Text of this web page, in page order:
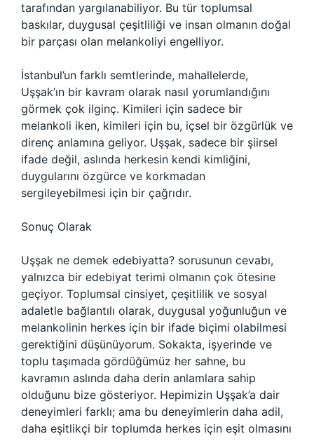
tarafından yargılanabiliyor. Bu tür toplumsal
baskılar, duygusal çeşitliliği ve insan olmanın doğal
bir parçası olan melankoliyi engelliyor.
İstanbul’un farklı semtlerinde, mahallelerde,
Uşşak’ın bir kavram olarak nasıl yorumlandığını
görmek çok ilginç. Kimileri için sadece bir
melankoli iken, kimileri için bu, içsel bir özgürlük ve
direnç anlamına geliyor. Uşşak, sadece bir şiirsel
ifade değil, aslında herkesin kendi kimliğini,
duygularını özgürce ve korkmadan
sergileyebilmesi için bir çağrıdır.
Sonuç Olarak
Uşşak ne demek edebiyatta? sorusunun cevabı,
yalnızca bir edebiyat terimi olmanın çok ötesine
geçiyor. Toplumsal cinsiyet, çeşitlilik ve sosyal
adaletle bağlantılı olarak, duygusal yoğunluğun ve
melankolinin herkes için bir ifade biçimi olabilmesi
gerektiğini düşünüyorum. Sokakta, işyerinde ve
toplu taşımada gördüğümüz her sahne, bu
kavramın aslında daha derin anlamlara sahip
olduğunu bize gösteriyor. Hepimizin Uşşak’a dair
deneyimleri farklı; ama bu deneyimlerin daha adil,
daha eşitlikçi bir toplumda herkes için eşit olmasını